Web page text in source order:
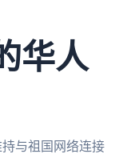
华人
与祖国网络连接